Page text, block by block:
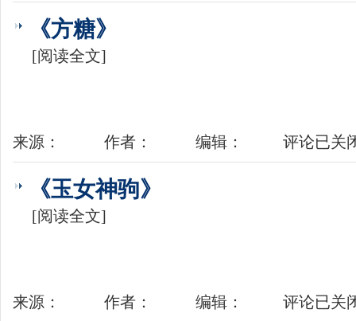
《方糖》
[阅读全文]
来源： 作者： 编辑： 评论已关
《玉女神驹》
[阅读全文]
来源： 作者： 编辑： 评论已关